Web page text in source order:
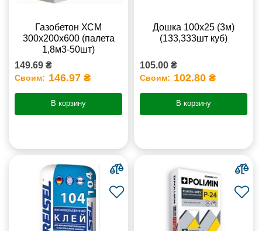
Газобетон ХСМ
300x200x600 (палета
1,8м3-50шт)
149.69 ₴
Своим: 146.97 ₴
В корзину
Дошка 100х25 (3м)
(133,333шт куб)
105.00 ₴
Своим: 102.80 ₴
В корзину